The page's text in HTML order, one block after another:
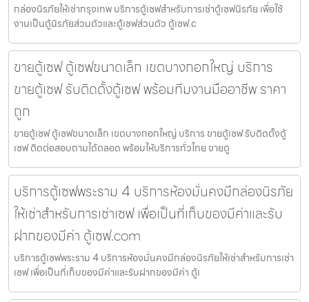
กล่องนิรภัยให้เช่ากรุงเทพ บริการตู้เซฟสำหรับการเช่าตู้เซฟนิรภัย เพื่อใช้
งานเป็นตู้นิรภัยส่วนตัวและตู้เซฟส่วนตัว ตู้เซฟ.c
ขายตู้เซฟ ตู้เซฟขนาดเล็ก เขตบางกอกใหญ่ บริการ
ขายตู้เซฟ รับติดตั้งตู้เซฟ พร้อมทีมงานมืออาชีพ ราคา
ถูก
ขายตู้เซฟ ตู้เซฟขนาดเล็ก เขตบางกอกใหญ่ บริการ ขายตู้เซฟ รับติดตั้งตู้
เซฟ ติดต่อสอบถามได้ตลอด พร้อมให้บริการทั่วไทย ขายตู
บริการตู้เซฟพระราม 4 บริการห้องมั่นคงมีกล่องนิรภัย
ให้เช่าสำหรับการเช่าเซฟ เพื่อเป็นที่เก็บของมีค่าและรับ
ฝากของมีค่า ตู้เซฟ.com
บริการตู้เซฟพระราม 4 บริการห้องมั่นคงมีกล่องนิรภัยให้เช่าสำหรับการเช่า
เซฟ เพื่อเป็นที่เก็บของมีค่าและรับฝากของมีค่า ตู้เ